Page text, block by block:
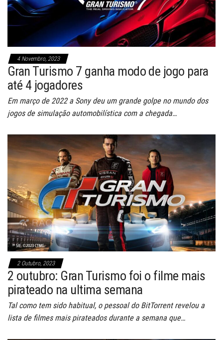
4 Novembro, 2023
Gran Turismo 7 ganha modo de jogo para
até 4 jogadores
Em março de 2022 a Sony deu um grande golpe no mundo dos
jogos de simulação automobilística com a chegada…
2 Outubro, 2023
2 outubro: Gran Turismo foi o filme mais
pirateado na ultima semana
Tal como tem sido habitual, o pessoal do BitTorrent revelou a
lista de filmes mais pirateados durante a semana que…